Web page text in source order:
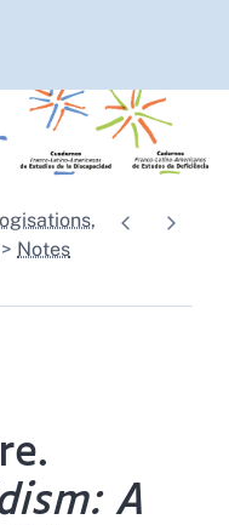
Notes
A